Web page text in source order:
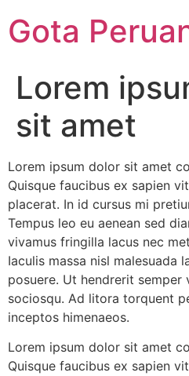
Gota
Lorem
sit amet
Lorem ipsum dolor sit amet
Quisque faucibus ex sapien
placerat. In id cursus mi
Tempus leo eu aenean sed
vivamus fringilla lacus nec
Iaculis massa nisl malesuada
posuere. Ut hendrerit
sociosqu. Ad litora torquent
inceptos himenaeos.
Lorem ipsum dolor sit amet
Quisque faucibus ex sapien